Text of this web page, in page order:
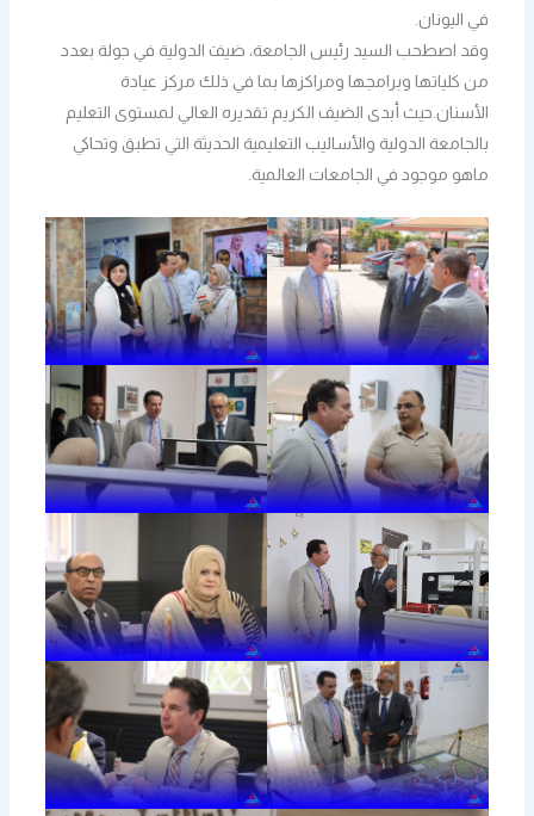
في اليونان.
وقد اصطحب السيد رئيس الجامعة، ضيفَ الدولية في جولة بعدد
من كلياتها وبرامجها ومراكزها بما في ذلك مركز عيادة
الأسنان.حيث أبدى الضيف الكريم تقديره العالي لمستوى التعليم
بالجامعة الدولية والأساليب التعليمية الحديثة التي تطبق وتحاكي
ماهو موجود في الجامعات العالمية.